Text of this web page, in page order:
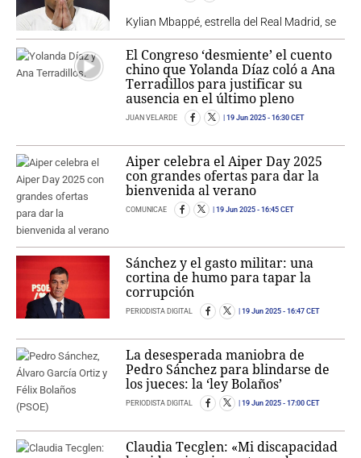
Kylian Mbappé, estrella del Real Madrid, se
El Congreso ‘desmiente’ el cuento
chino que Yolanda Díaz coló a Ana
Terradillos para justificar su
ausencia en el último pleno
JUAN VELARDE 19 Jun 2025 - 16:30 CET
Aiper celebra el Aiper Day 2025
con grandes ofertas para dar la
bienvenida al verano
COMUNICAE 19 Jun 2025 - 16:45 CET
Sánchez y el gasto militar: una
cortina de humo para tapar la
corrupción
PERIODISTA DIGITAL 19 Jun 2025 - 16:47 CET
La desesperada maniobra de
Pedro Sánchez para blindarse de
los jueces: la ‘ley Bolaños’
PERIODISTA DIGITAL 19 Jun 2025 - 17:00 CET
Claudia Tecglen: «Mi discapacidad